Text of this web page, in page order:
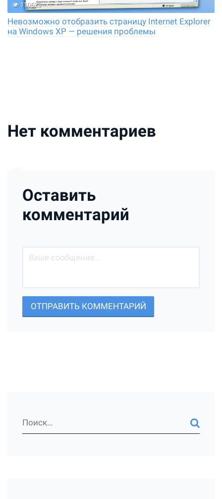
110623
Невозможно отобразить страницу Internet Explorer
на Windows XP — решения проблемы
Нет комментариев
Оставить
комментарий
ОТПРАВИТЬ КОММЕНТАРИЙ